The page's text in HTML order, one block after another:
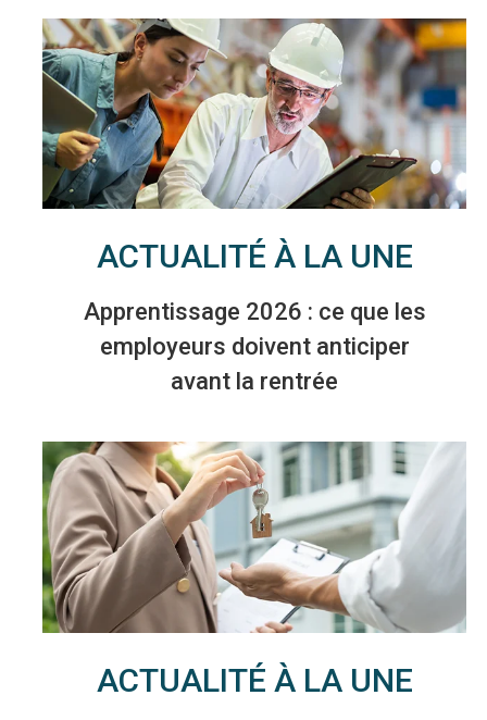
ACTUALITÉ À LA UNE
Apprentissage 2026 : ce que les
employeurs doivent anticiper
avant la rentrée
ACTUALITÉ À LA UNE